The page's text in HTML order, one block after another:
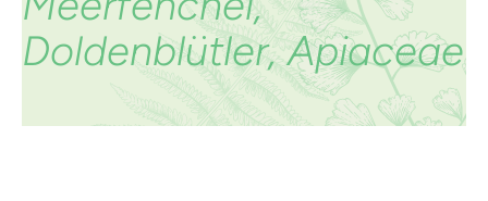
Doldenblütler, Apiaceae